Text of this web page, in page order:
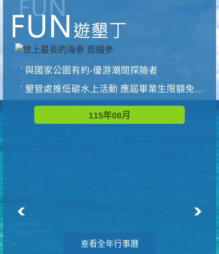
與國家公園有約-優游潮間探險者
墾管處推低碳水上活動 應屆畢業生限額免費參加
115年08月
查看全年行事曆